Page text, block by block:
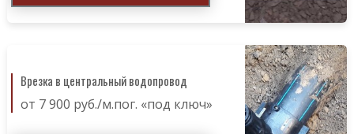
Врезка в центральный водопровод
от 7 900 руб./м.пог. «под ключ»